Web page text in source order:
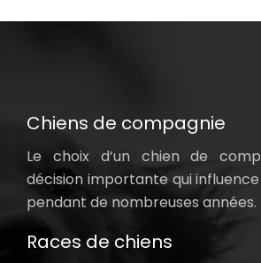
Chiens de compagnie
Le choix d’un chien de
décision importante qui
pendant de nombreuses années.
Races de chiens